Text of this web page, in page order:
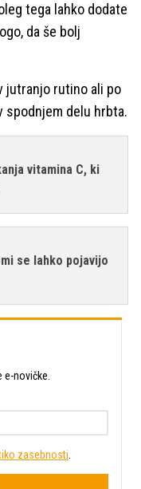
tega lahko dodate
da še bolj
jutranjo rutino ali po
spodnjem delu hrbta.
vitamina C, ki
se lahko pojavijo
e-novičke.
zasebnosti